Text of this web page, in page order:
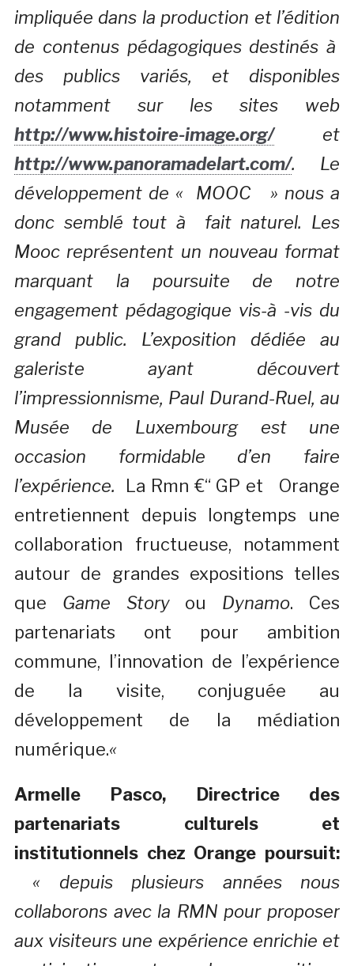
impliquée dans la production et l’édition
de contenus pédagogiques destinés à
des publics variés, et disponibles
notamment sur les sites web
http://www.histoire-image.org/et
http://www.panoramadelart.com/. Le
développement de « MOOC » nous a
donc semblé tout à fait naturel. Les
Mooc représentent un nouveau format
marquant la poursuite de notre
engagement pédagogique vis-à -vis du
grand public. L’exposition dédiée au
galeriste ayant découvert
l’impressionnisme, Paul Durand-Ruel, au
Musée de Luxembourg est une
occasion formidable d’en faire
l’expérience. La Rmn €“ GP et Orange
entretiennent depuis longtemps une
collaboration fructueuse, notamment
autour de grandes expositions telles
que Game Storyou Dynamo. Ces
partenariats ont pour ambition
commune, l’innovation de l’expérience
de la visite, conjuguée au
développement de la médiation
numérique.«
Armelle Pasco, Directrice des
partenariats culturels et
institutionnels chez Orange poursuit:
« depuis plusieurs années nous
collaborons avec la RMN pour proposer
aux visiteurs une expérience enrichie et